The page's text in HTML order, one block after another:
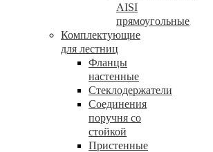
AISI
прямоугольные
Комплектующие
для лестниц
Фланцы
настенные
Стеклодержатели
Соединения
поручня со
стойкой
Пристенные